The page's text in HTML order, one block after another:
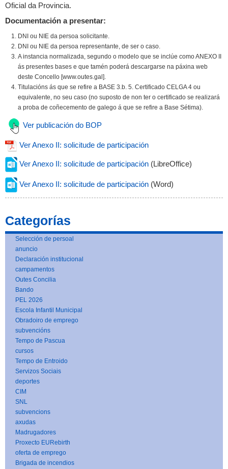
Oficial da Provincia.
Documentación a presentar:
DNI ou NIE da persoa solicitante.
DNI ou NIE da persoa representante, de ser o caso.
A instancia normalizada, segundo o modelo que se inclúe como ANEXO II
ás presentes bases e que tamén poderá descargarse na páxina web
deste Concello [www.outes.gal].
Titulacións ás que se refire a BASE 3.b. 5. Certificado CELGA 4 ou
equivalente, no seu caso (no suposto de non ter o certificado se realizará
a proba de coñecemento de galego á que se refire a Base Sétima).
Ver publicación do BOP
Ver Anexo II: solicitude de participación
Ver Anexo II: solicitude de participación (LibreOffice)
Ver Anexo II: solicitude de participación (Word)
Categorías
Selección de persoal
anuncio
Declaración institucional
campamentos
Outes Concilia
Bando
PEL 2026
Escola Infantil Municipal
Obradoiro de emprego
subvencións
Tempo de Pascua
cursos
Tempo de Entroido
Servizos Sociais
deportes
CIM
SNL
subvencions
axudas
Madrugadores
Proxecto EURebirth
oferta de emprego
Brigada de incendios